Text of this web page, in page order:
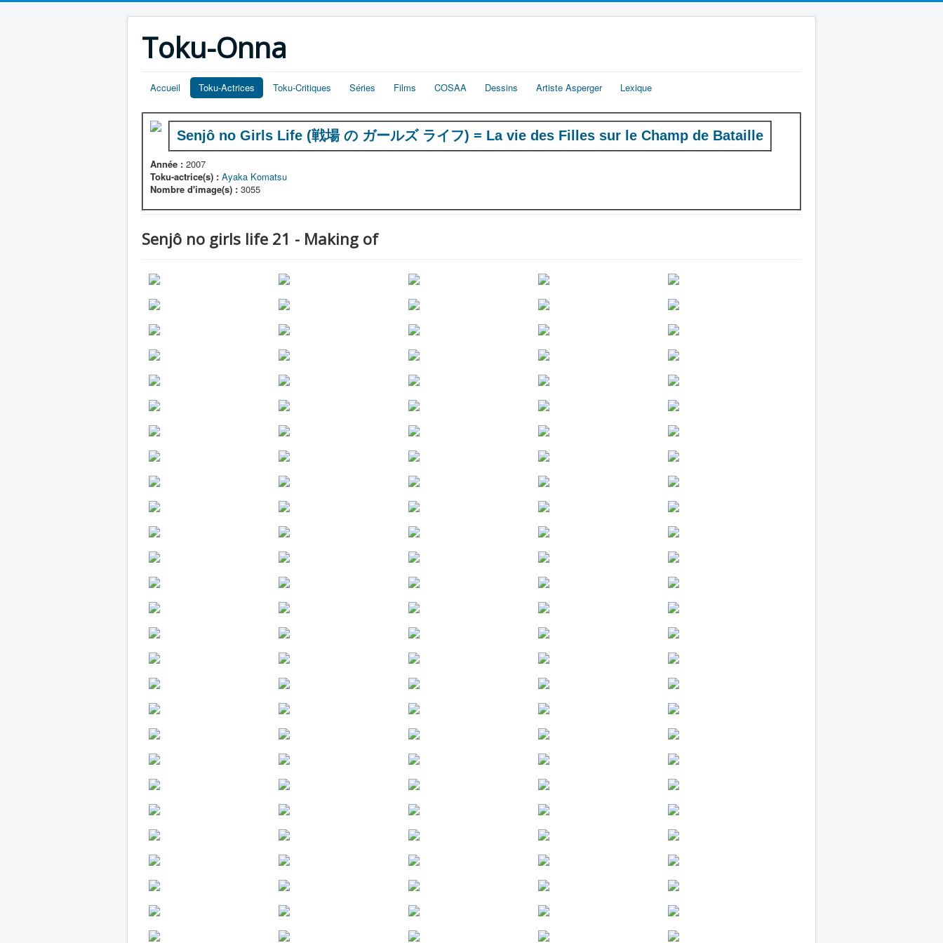
Toku-Onna
Accueil Toku-Actrices Toku-Critiques Séries Films COSAA Dessins Artiste Asperger Lexique
Senjô no Girls Life (戦場 の ガールズ ライフ) = La vie des Filles sur le Champ de Bataille
Année : 2007
Toku-actrice(s) : Ayaka Komatsu
Nombre d'image(s) : 3055
Senjô no girls life 21 - Making of